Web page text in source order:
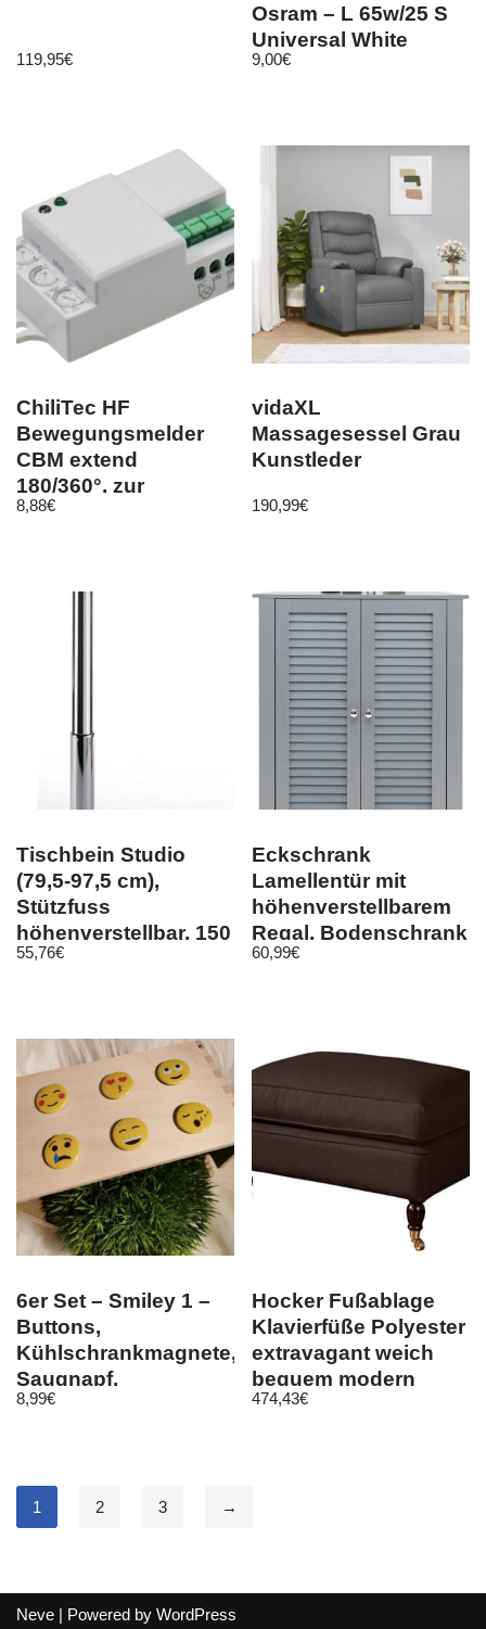
119,95€
Osram – L 65w/25 S
Universal White
9,00€
ChiliTec HF
Bewegungsmelder
CBM extend
180/360°, zur
Nachrüstung in
8,88€
vidaXL
Massagesessel Grau
Kunstleder
190,99€
Tischbein Studio
(79,5-97,5 cm),
Stützfuss
höhenverstellbar, 150
Kg
55,76€
Eckschrank
Lamellentür mit
höhenverstellbarem
Regal, Bodenschrank
für Badezimmer
60,99€
6er Set – Smiley 1 –
Buttons,
Kühlschrankmagnete,
Saugnapf,
Kleidermagnet
8,99€
Hocker Fußablage
Klavierfüße Polyester
extravagant weich
bequem modern
474,43€
1 2 3 →
Neve | Powered by WordPress